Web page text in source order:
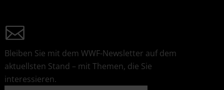
Bleiben Sie mit dem WWF-Newsletter auf dem
aktuellsten Stand – mit Themen, die Sie
interessieren.